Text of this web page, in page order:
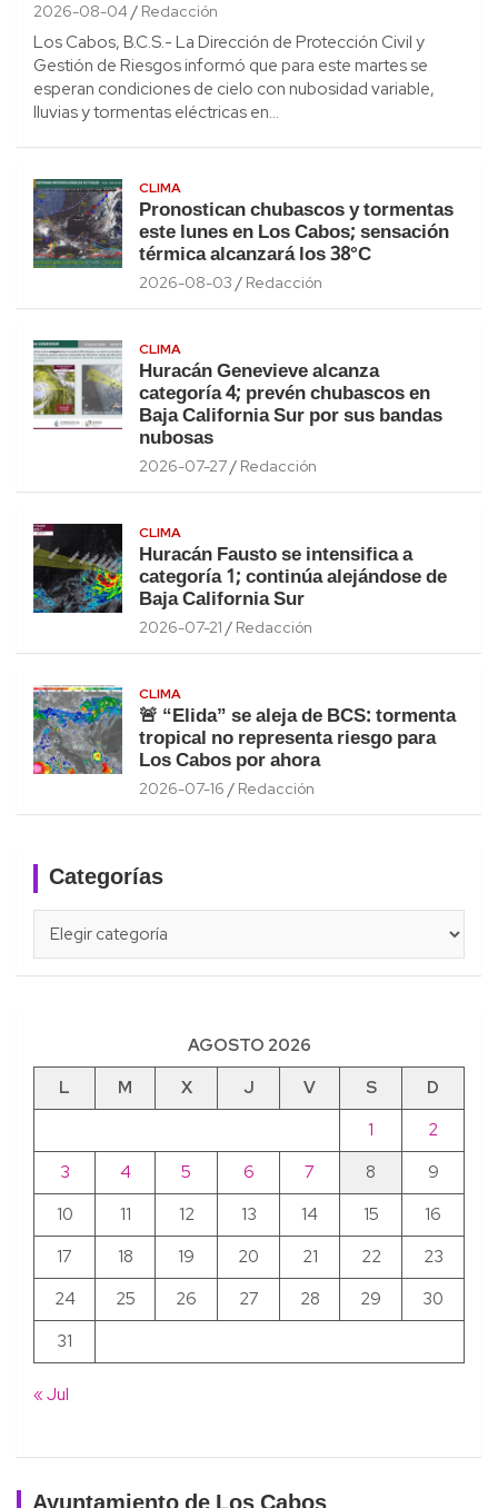
2026-08-04 Redacción
Los Cabos, B.C.S.- La Dirección de Protección Civil y
Gestión de Riesgos informó que para este martes se
esperan condiciones de cielo con nubosidad variable,
lluvias y tormentas eléctricas en…
CLIMA
Pronostican chubascos y tormentas
este lunes en Los Cabos; sensación
térmica alcanzará los 38°C
2026-08-03 Redacción
CLIMA
Huracán Genevieve alcanza
categoría 4; prevén chubascos en
Baja California Sur por sus bandas
nubosas
2026-07-27 Redacción
CLIMA
Huracán Fausto se intensifica a
categoría 1; continúa alejándose de
Baja California Sur
2026-07-21 Redacción
CLIMA
🚨 “Elida” se aleja de BCS: tormenta
tropical no representa riesgo para
Los Cabos por ahora
2026-07-16 Redacción
Categorías
AGOSTO 2026
L
M X J V S
D
1
2
3
4 5 6 7 8
9
10
11 12 13 14 15
16
17
18 19 20 21 22
23
24
25 26 27 28 29
30
31
« Jul